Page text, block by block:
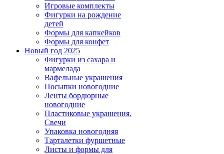
Игровые комплекты
Фигурки на рождение
детей
Формы для капкейков
Формы для конфет
Новый год 2025
Фигурки из сахара и
мармелада
Вафельные украшения
Посыпки новогодние
Ленты бордюрные
новогодние
Пластиковые украшения.
Свечи
Упаковка новогодняя
Тарталетки фуршетные
Листы и формы для